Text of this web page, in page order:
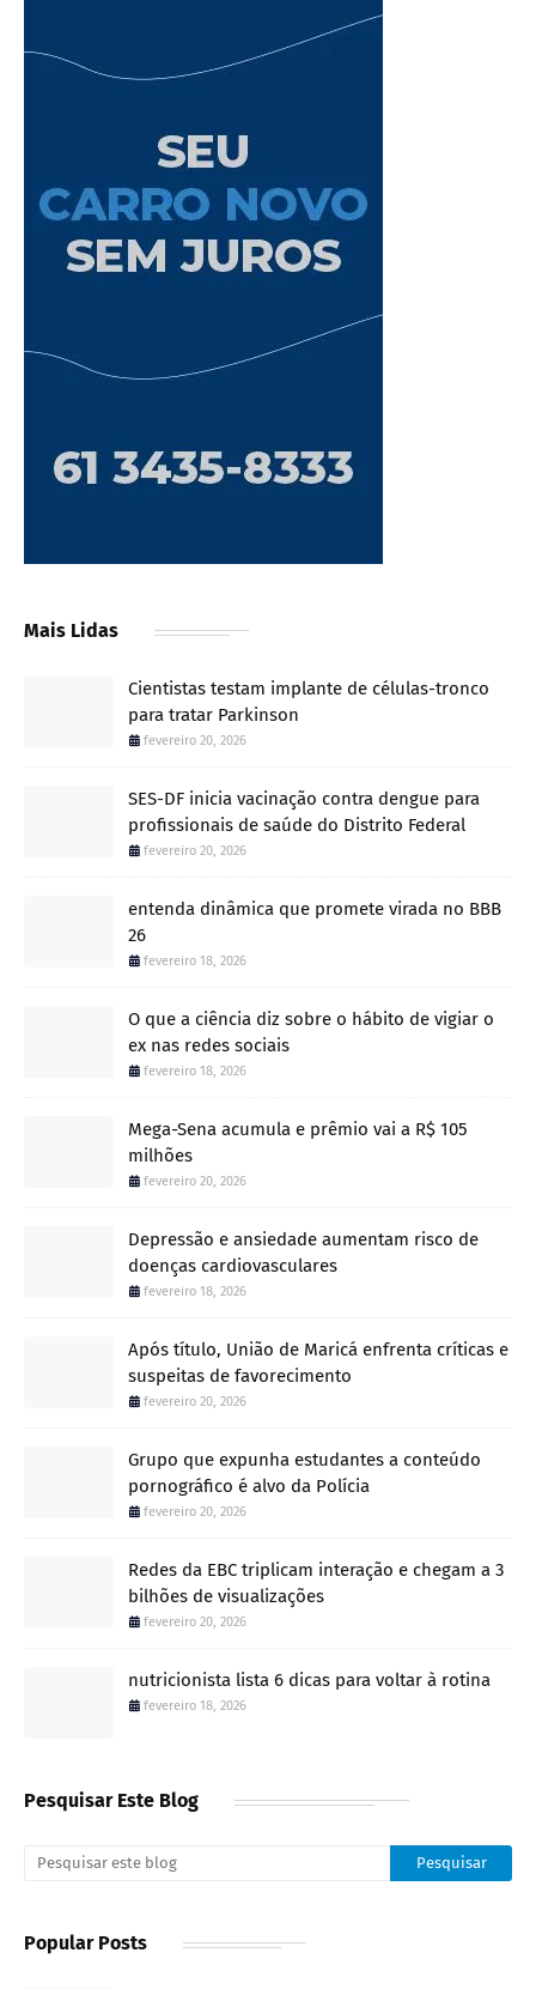
Mais Lidas
Cientistas testam implante de células-tronco
para tratar Parkinson
fevereiro 20, 2026
SES-DF inicia vacinação contra dengue para
profissionais de saúde do Distrito Federal
fevereiro 20, 2026
entenda dinâmica que promete virada no BBB
26
fevereiro 18, 2026
O que a ciência diz sobre o hábito de vigiar o
ex nas redes sociais
fevereiro 18, 2026
Mega-Sena acumula e prêmio vai a R$ 105
milhões
fevereiro 20, 2026
Depressão e ansiedade aumentam risco de
doenças cardiovasculares
fevereiro 18, 2026
Após título, União de Maricá enfrenta críticas e
suspeitas de favorecimento
fevereiro 20, 2026
Grupo que expunha estudantes a conteúdo
pornográfico é alvo da Polícia
fevereiro 20, 2026
Redes da EBC triplicam interação e chegam a 3
bilhões de visualizações
fevereiro 20, 2026
nutricionista lista 6 dicas para voltar à rotina
fevereiro 18, 2026
Pesquisar Este Blog
Popular Posts